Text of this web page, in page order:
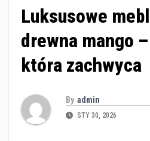
Luksusowe
drewna mango
która zachwyca
By admin
STY 30, 2026